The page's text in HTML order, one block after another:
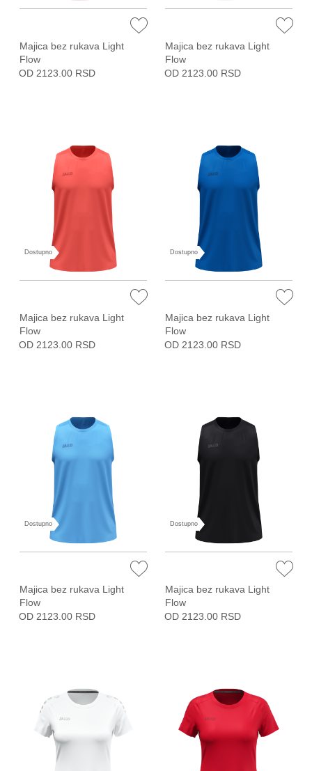
Majica bez rukava Light
Flow
OD 2123.00 RSD
Majica bez rukava Light
Flow
OD 2123.00 RSD
Dostupno
Majica bez rukava Light
Flow
OD 2123.00 RSD
Dostupno
Majica bez rukava Light
Flow
OD 2123.00 RSD
Dostupno
Majica bez rukava Light
Flow
OD 2123.00 RSD
Dostupno
Majica bez rukava Light
Flow
OD 2123.00 RSD